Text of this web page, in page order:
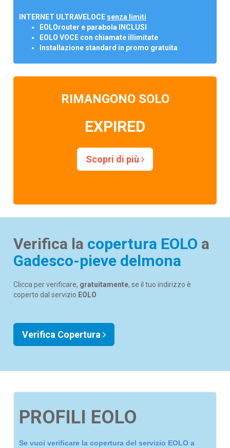
INTERNET ULTRAVELOCE senza limiti
EOLOrouter e parabola INCLUSI
EOLO VOCE con chiamate illimitate
Installazione standard in promo gratuita
RIMANGONO SOLO
EXPIRED
Scopri di più
Verifica la copertura EOLO a
Gadesco-pieve delmona
Clicca per verificare, gratuitamente, se il tuo indirizzo è
coperto dal servizio EOLO
Verifica Copertura
PROFILI EOLO
Se vuoi verificare la copertura del servizio EOLO a